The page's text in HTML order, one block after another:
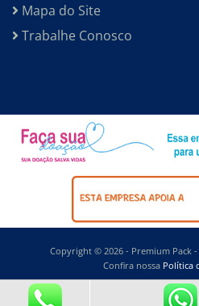
Mapa do Site
Trabalhe Conosco
Copyright © 2026 - Premium Pack
Confira nossa Política